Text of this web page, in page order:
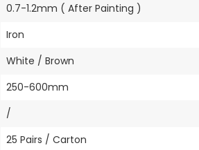
0.7-1.2mm ( After Painting )
Iron
White / Brown
250-600mm
/
25 Pairs / Carton